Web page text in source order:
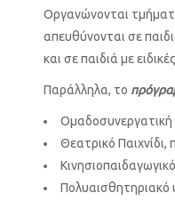
Οργανώνονται
απευθύνονται σε
και σε παιδιά με
Παράλληλα, το
Ομαδοσυνεργατική
Θεατρικό Παιχνίδι,
Πολυαισθητηριακό